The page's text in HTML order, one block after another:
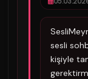
sesli
kişiyle